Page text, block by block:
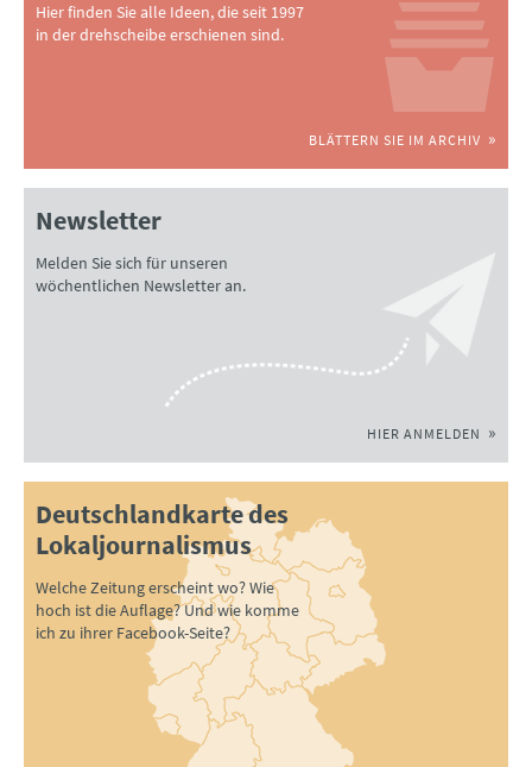
Hier finden Sie alle Ideen, die seit 1997
in der drehscheibe erschienen sind.
BLÄTTERN SIE IM ARCHIV
Newsletter
Melden Sie sich für unseren
wöchentlichen Newsletter an.
HIER ANMELDEN
Deutschlandkarte des
Lokaljournalismus
Welche Zeitung erscheint wo? Wie
hoch ist die Auflage? Und wie komme
ich zu ihrer Facebook-Seite?